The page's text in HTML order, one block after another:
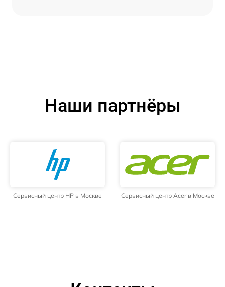
Наши партнёры
Сервисный центр HP в Москве Сервисный центр Acer в Москве